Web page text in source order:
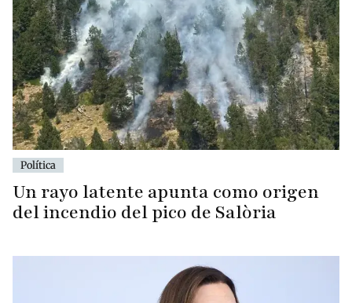
Política
Un rayo latente apunta como origen
del incendio del pico de Salòria